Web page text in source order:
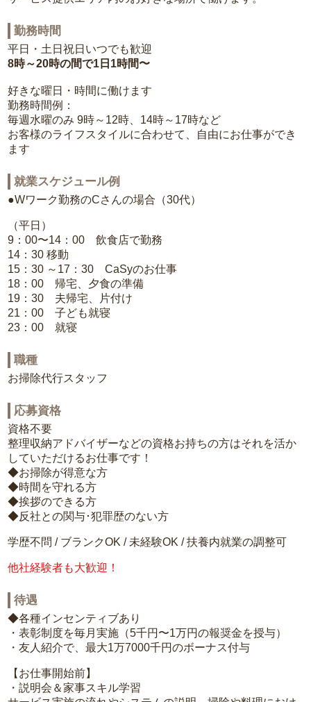
勤務時間
平日・土日祝日いつでも歓迎
8時～20時の間で1日1時間〜
好きな曜日・時間に働けます
勤務時間例：
毎週水曜のみ 9時～12時、14時～17時など
お客様のライフスタイルに合わせて、自由にお仕事ができ
ます
就業スケジュール例
●Wワーク勤務のCさんの場合（30代）
（平日）
9：00〜14：00 飲食店で勤務
14：30 移動
15：30 ～17：30 CaSyのお仕事
18：00 帰宅、夕食の準備
19：30 夫帰宅、片付け
21：00 子ども就寝
23：00 就寝
職種
お掃除代行スタッフ
応募資格
資格不要
整理収納アドバイザーなどの資格お持ちの方はそれを活か
していただけるお仕事です！
◆お掃除が得意な方
◆時間を守れる方
◆挨拶のできる方
◆反社との関与･犯罪歴のない方
学歴不問 / ブランクOK / 未経験OK / 扶養内就業の調整可
他社経験者も大歓迎！
待遇
◆各種インセンティブあり
・表彰制度を毎月実施（5千円〜1万円の報奨金を授与）
・友人紹介で、最大1万7000千円のボーナス付与
【お仕事開始前】
・説明会＆家事スキル学習